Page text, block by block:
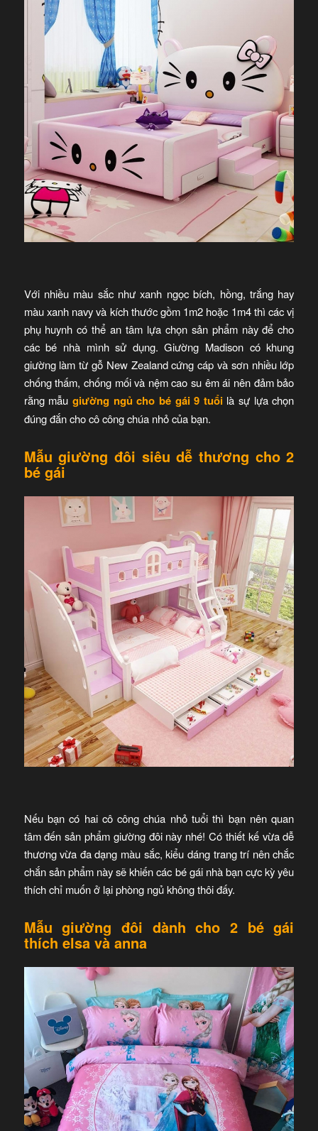
Với nhiều màu sắc như xanh ngọc bích, hồng, trắng hay
màu xanh navy và kích thước gồm 1m2 hoặc 1m4 thì các vị
phụ huynh có thể an tâm lựa chọn sản phẩm này để cho
các bé nhà mình sử dụng. Giường Madison có khung
giường làm từ gỗ New Zealand cứng cáp và sơn nhiều lớp
chống thấm, chống mối và nệm cao su êm ái nên đảm bảo
rằng mẫu giường ngủ cho bé gái 9 tuổi là sự lựa chọn
đúng đắn cho cô công chúa nhỏ của bạn.
Mẫu giường đôi siêu dễ thương cho 2
bé gái
Nếu bạn có hai cô công chúa nhỏ tuổi thì bạn nên quan
tâm đến sản phẩm giường đôi này nhé! Có thiết kế vừa dễ
thương vừa đa dạng màu sắc, kiểu dáng trang trí nên chắc
chắn sản phẩm này sẽ khiến các bé gái nhà bạn cực kỳ yêu
thích chỉ muốn ở lại phòng ngủ không thôi đấy.
Mẫu giường đôi dành cho 2 bé gái
thích elsa và anna